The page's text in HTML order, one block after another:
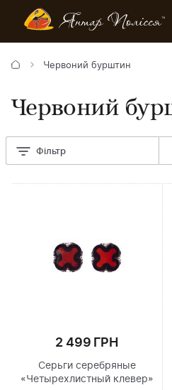
Червоний бурштин
Червоний
Фільтр
2 499 ГРН
Серьги серебряные
«Четырехлистный клевер»